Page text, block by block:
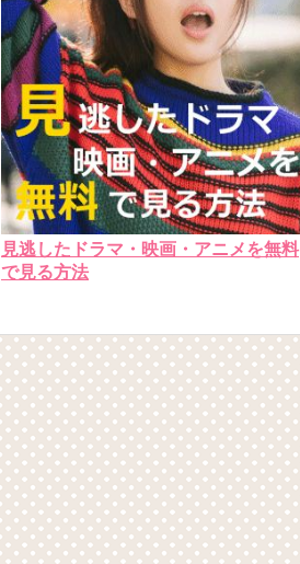
見逃したドラマ・映画・アニメを無料
で見る方法